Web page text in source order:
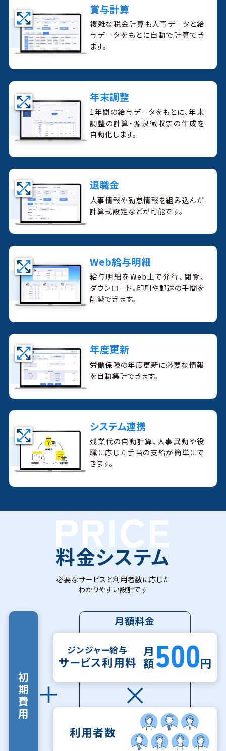
賞与計算
複雑な税金計算も人事データと給
与データをもとに自動で計算でき
ます。
年末調整
1年間の給与データをもとに、年末
調整の計算・源泉徴収票の作成を
自動化します。
退職金
人事情報や勤怠情報を組み込んだ
計算式設定などが可能です。
Web給与明細
給与明細をWeb上で発行、閲覧、
ダウンロード。印刷や郵送の手間を
削減できます。
年度更新
労働保険の年度更新に必要な情報
を自動集計できます。
システム連携
残業代の自動計算、人事異動や役
職に応じた手当の支給が簡単にで
きます。
PRICE
料金システム
必要なサービスと利用者数に応じた
わかりやすい設計です
初
期
費
用
月額料金
ジンジャー給与
サービス利用料
月
額500円
利用者数